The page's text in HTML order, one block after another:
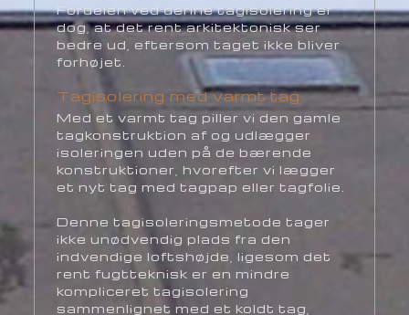
Fordelen ved denne tagisolering er
dog, at det rent arkitektonisk ser
bedre ud, eftersom taget ikke bliver
forhøjet.
Tagisolering med varmt tag
Med et varmt tag piller vi den gamle
tagkonstruktion af og udlægger
isoleringen uden på de bærende
konstruktioner, hvorefter vi lægger
et nyt tag med tagpap eller tagfolie.
Denne tagisoleringsmetode tager
ikke unødvendig plads fra den
indvendige loftshøjde, ligesom det
rent fugtteknisk er en mindre
kompliceret tagisolering
sammenlignet med et koldt tag,